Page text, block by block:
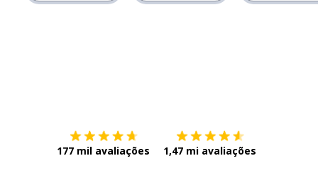
177 mil avaliações 1,47 mi avaliações